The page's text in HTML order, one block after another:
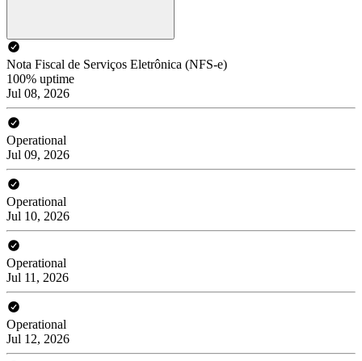
Nota Fiscal de Serviços Eletrônica (NFS-e)
100% uptime
Jul 08, 2026
Operational
Jul 09, 2026
Operational
Jul 10, 2026
Operational
Jul 11, 2026
Operational
Jul 12, 2026